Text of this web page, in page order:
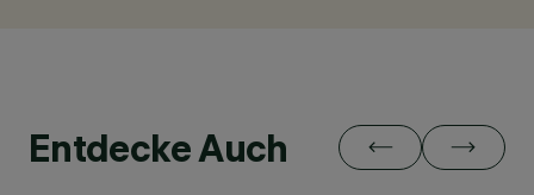
Entdecke Auch